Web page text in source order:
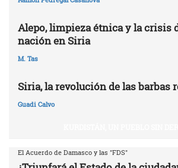
Alepo, limpieza étnica y la crisis
nación en Siria
M. Tas
Siria, la revolución de las barbas
Guadi Calvo
El Acuerdo de Damasco y las "FDS"